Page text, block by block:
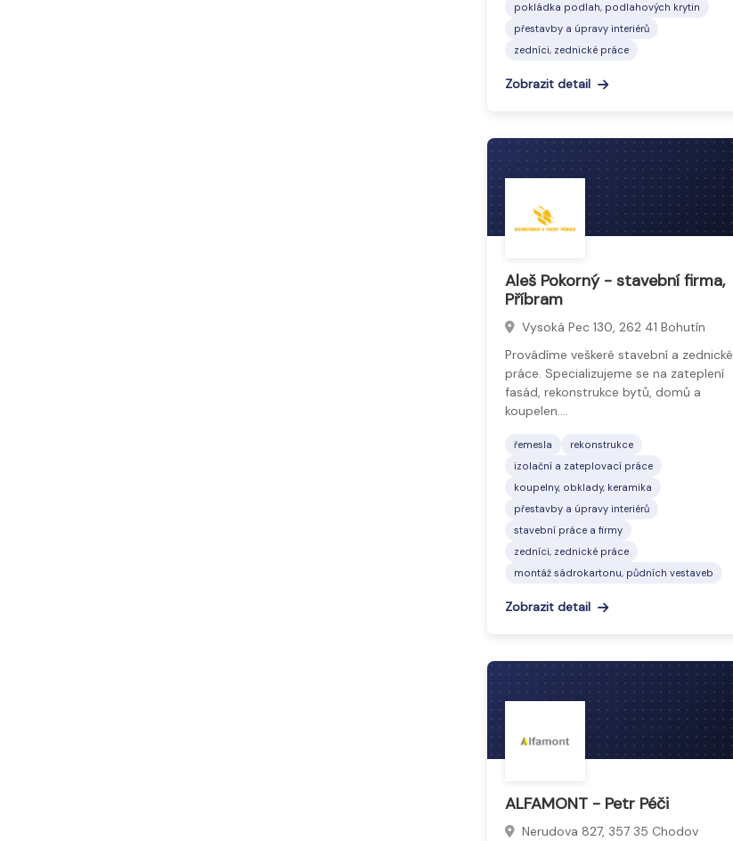
pokládka podlah, podlahových krytin
přestavby a úpravy interiérů
zedníci, zednické práce
Zobrazit detail
Aleš Pokorný - stavební firma,
Příbram
Vysoká Pec 130, 262 41 Bohutín
Provádíme veškeré stavební a zednické
práce. Specializujeme se na zateplení
fasád, rekonstrukce bytů, domů a
koupelen.…
řemesla
rekonstrukce
izolační a zateplovací práce
koupelny, obklady, keramika
přestavby a úpravy interiérů
stavební práce a firmy
zedníci, zednické práce
montáž sádrokartonu, půdních vestaveb
Zobrazit detail
ALFAMONT - Petr Péči
Nerudova 827, 357 35 Chodov